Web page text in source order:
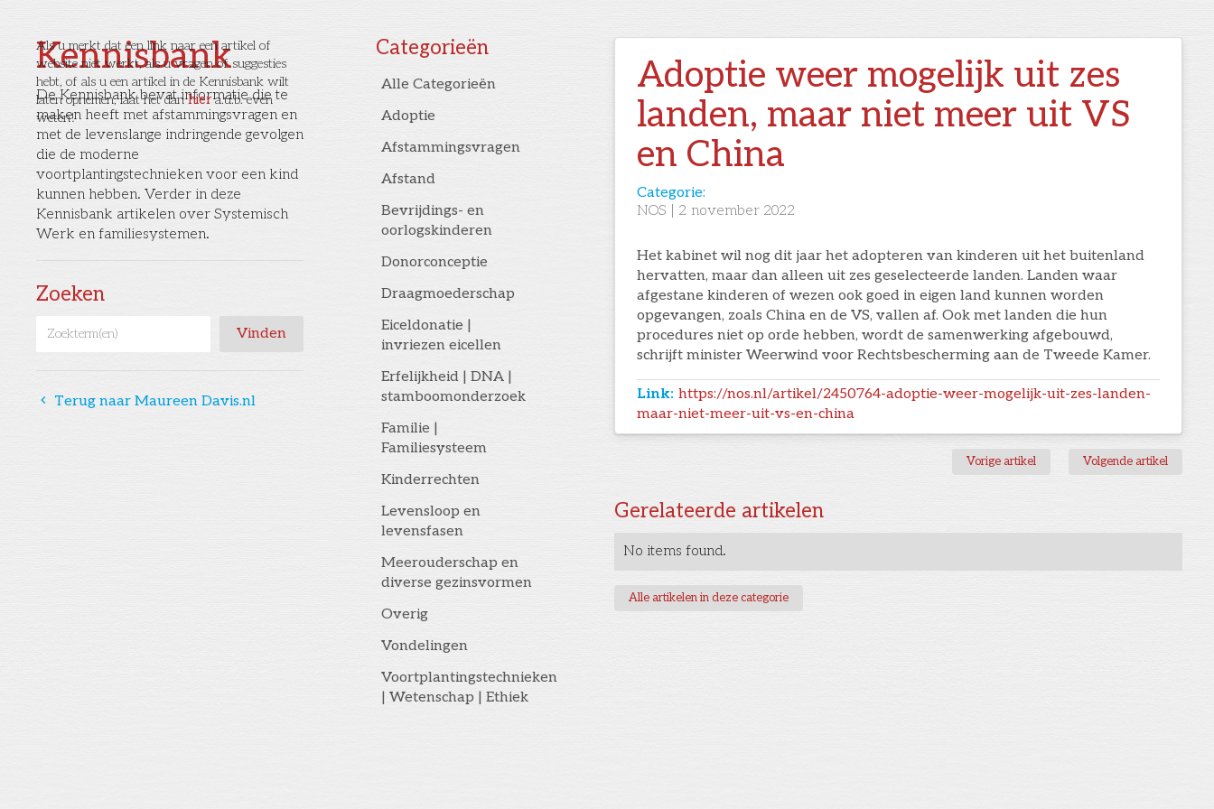
Als u merkt dat een link naar een artikel of
website niet werkt, als u vragen of suggesties
hebt, of als u een artikel in de Kennisbank wilt
laten opnemen, laat het danhiera.u.b. even
weten!
Kennisbank
De Kennisbank bevat informatie die te
maken heeft met afstammingsvragen en
met de levenslange indringende gevolgen
die de moderne
voortplantingstechnieken voor een kind
kunnen hebben. Verder in deze
Kennisbank artikelen over Systemisch
Werk en familiesystemen.
Zoeken
󰅁 Terug naar Maureen Davis.nl
Categorieën
Alle Categorieën
Adoptie
Afstammingsvragen
Afstand
Bevrijdings- en
oorlogskinderen
Donorconceptie
Draagmoederschap
Eiceldonatie |
invriezen eicellen
Erfelijkheid | DNA |
stamboomonderzoek
Familie |
Familiesysteem
Kinderrechten
Levensloop en
levensfasen
Meerouderschap en
diverse gezinsvormen
Overig
Vondelingen
Voortplantingstechnieken
| Wetenschap | Ethiek
Adoptie weer mogelijk uit zes
landen, maar niet meer uit VS
en China
Categorie:
NOS
2 november 2022
Het kabinet wil nog dit jaar het adopteren van kinderen uit het buitenland
hervatten, maar dan alleen uit zes geselecteerde landen. Landen waar
afgestane kinderen of wezen ook goed in eigen land kunnen worden
opgevangen, zoals China en de VS, vallen af. Ook met landen die hun
procedures niet op orde hebben, wordt de samenwerking afgebouwd,
schrijft minister Weerwind voor Rechtsbescherming aan de Tweede Kamer.
Link: https://nos.nl/artikel/2450764-adoptie-weer-mogelijk-uit-zes-landen-
maar-niet-meer-uit-vs-en-china
Vorige artikel Volgende artikel
Gerelateerde artikelen
No items found.
Alle artikelen in deze categorie